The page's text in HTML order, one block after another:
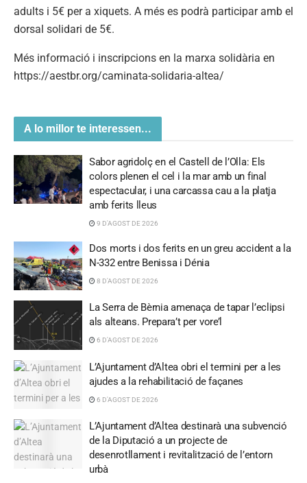
adults i 5€ per a xiquets. A més es podrà participar amb el
dorsal solidari de 5€.
Més informació i inscripcions en la marxa solidària en
https://aestbr.org/caminata-solidaria-altea/
A lo millor te interessen...
Sabor agridolç en el Castell de l’Olla: Els
colors plenen el cel i la mar amb un final
espectacular, i una carcassa cau a la platja
amb ferits lleus
9 D'AGOST DE 2026
Dos morts i dos ferits en un greu accident a la
N-332 entre Benissa i Dénia
8 D'AGOST DE 2026
La Serra de Bèrnia amenaça de tapar l’eclipsi
als alteans. Prepara’t per vore’l
6 D'AGOST DE 2026
L’Ajuntament d’Altea obri el termini per a les
ajudes a la rehabilitació de façanes
6 D'AGOST DE 2026
L’Ajuntament d’Altea destinarà una subvenció
de la Diputació a un projecte de
desenrotllament i revitalització de l’entorn
urbà